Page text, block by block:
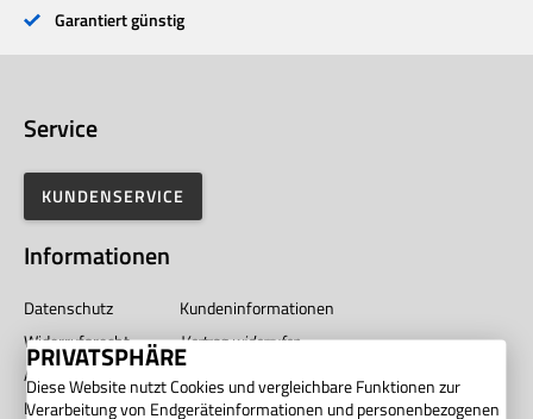
Garantiert günstig
Service
KUNDENSERVICE
Informationen
Datenschutz
Kundeninformationen
Widerrufsrecht
Vertrag widerrufen
AGB
Barrierefreiheit
Unternehmen
PRIVATSPHÄRE
Diese Website nutzt Cookies und vergleichbare Funktionen zur
Verarbeitung von Endgeräteinformationen und personenbezogenen